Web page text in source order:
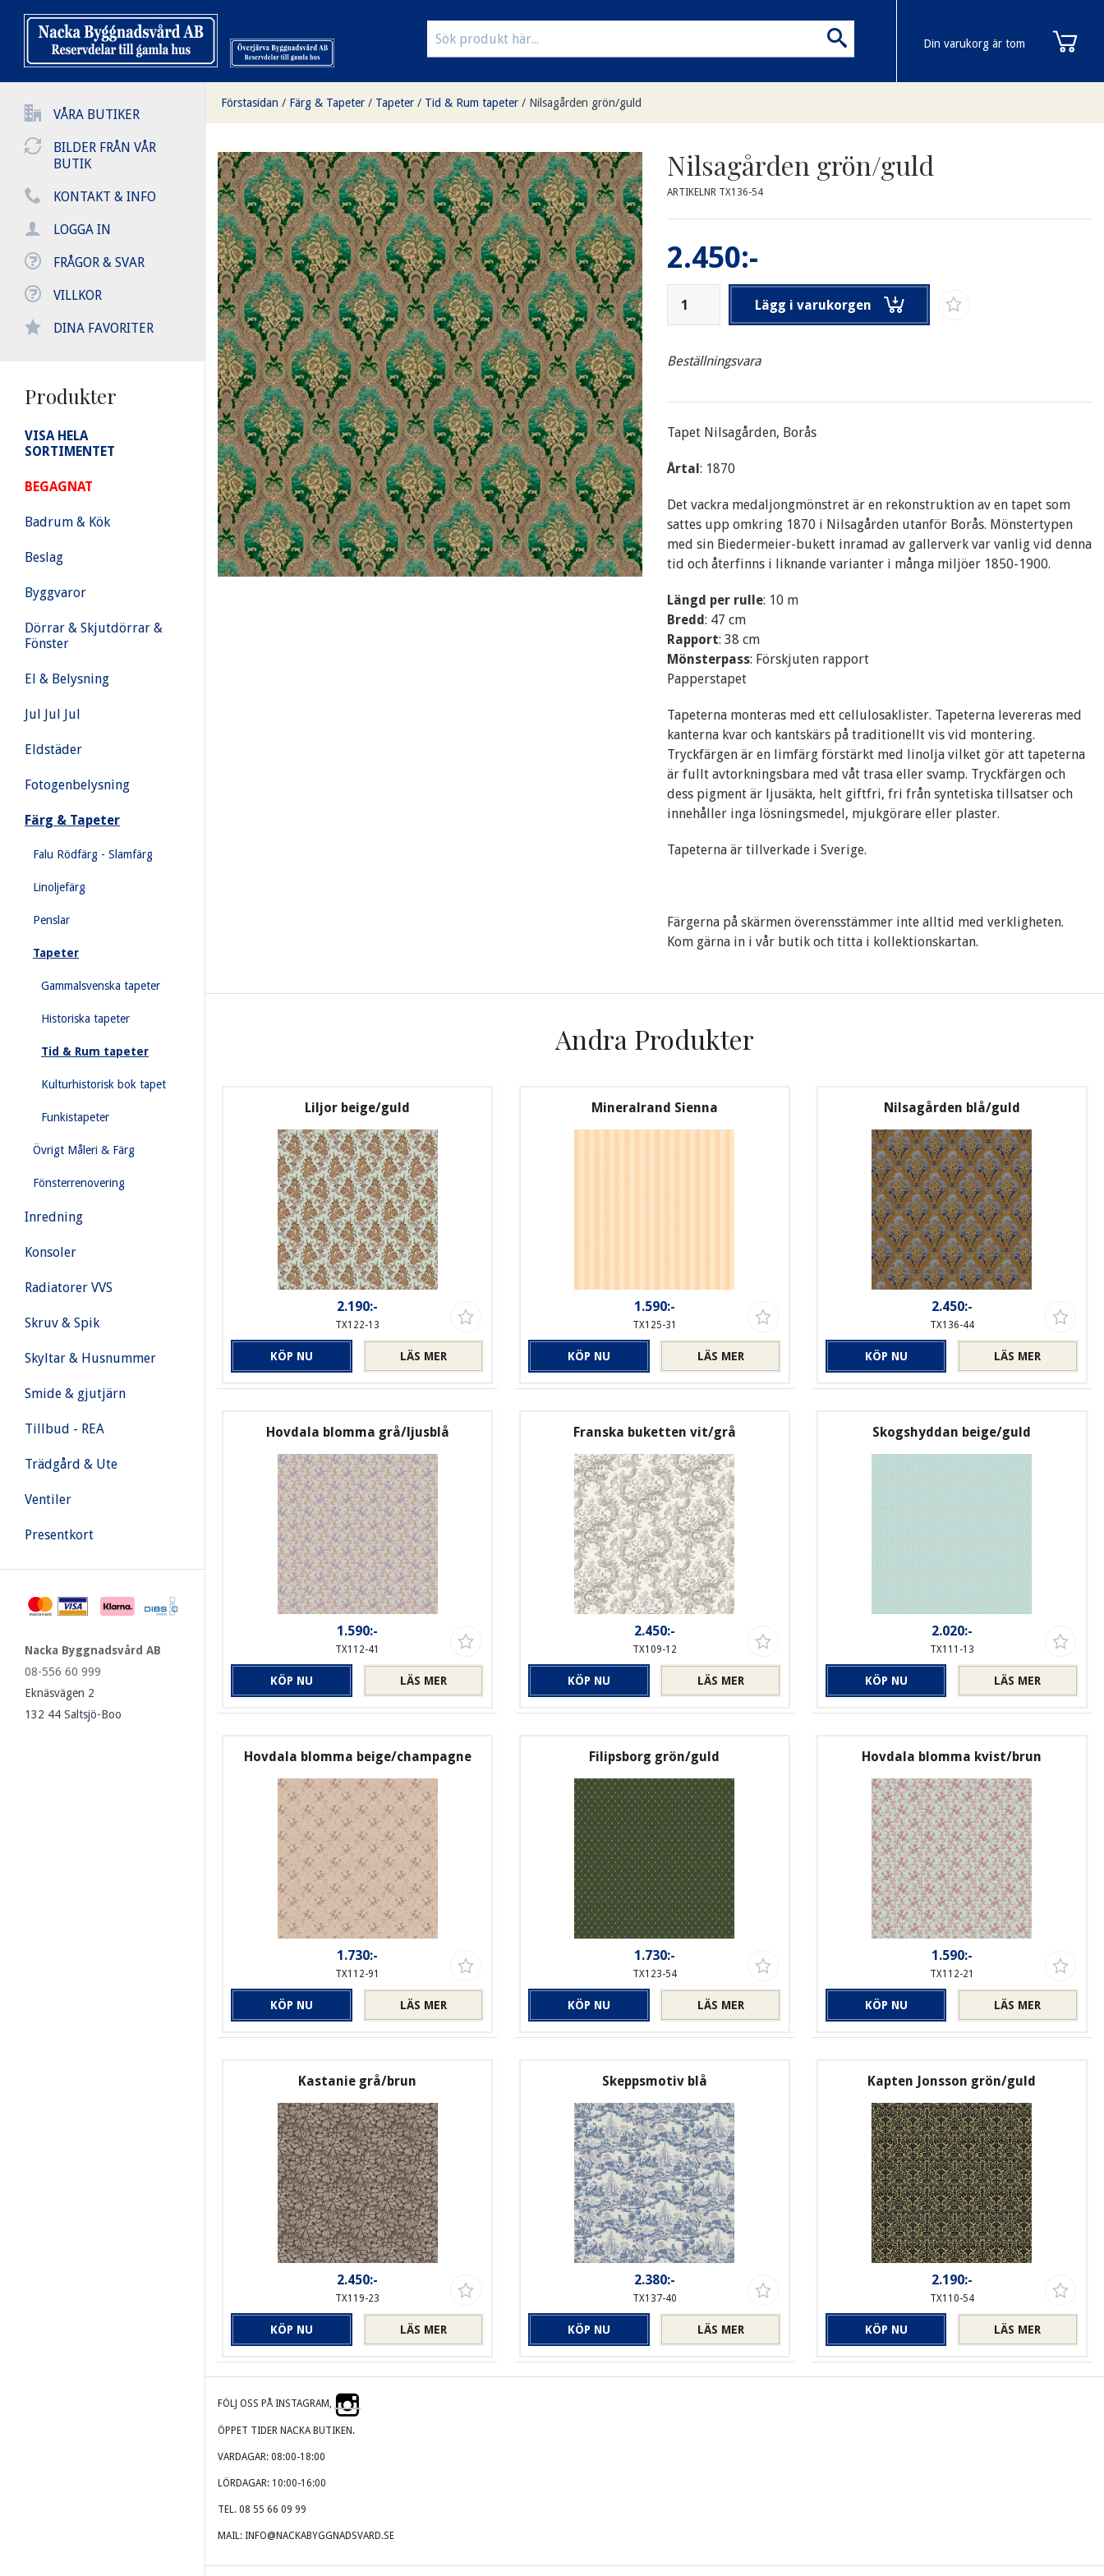
VÅRA BUTIKER
BILDER FRÅN VÅR
BUTIK
KONTAKT & INFO
LOGGA IN
FRÅGOR & SVAR
VILLKOR
DINA FAVORITER
Produkter
VISA HELA
SORTIMENTET
BEGAGNAT
Badrum & Kök
Beslag
Byggvaror
Dörrar & Skjutdörrar &
Fönster
El & Belysning
Jul Jul Jul
Eldstäder
Fotogenbelysning
Färg & Tapeter
Falu Rödfärg - Slamfärg
Linoljefärg
Penslar
Tapeter
Gammalsvenska tapeter
Historiska tapeter
Tid & Rum tapeter
Kulturhistorisk bok tapet
Funkistapeter
Övrigt Måleri & Färg
Fönsterrenovering
Inredning
Konsoler
Radiatorer VVS
Skruv & Spik
Skyltar & Husnummer
Smide & gjutjärn
Tillbud - REA
Trädgård & Ute
Ventiler
Presentkort
Nacka Byggnadsvård AB
08-556 60 999
Eknäsvägen 2
132 44 Saltsjö-Boo
Din varukorg är tom
Förstasidan / Färg & Tapeter / Tapeter / Tid & Rum tapeter / Nilsagården grön/guld
Nilsagården grön/guld
ARTIKELNR TX136-54
2.450:-
Lägg i varukorgen
Beställningsvara
Tapet Nilsagården, Borås
Årtal: 1870
Det vackra medaljongmönstret är en rekonstruktion av en tapet som
sattes upp omkring 1870 i Nilsagården utanför Borås. Mönstertypen
med sin Biedermeier-bukett inramad av gallerverk var vanlig vid denna
tid och återfinns i liknande varianter i många miljöer 1850-1900.
Längd per rulle: 10 m
Bredd: 47 cm
Rapport: 38 cm
Mönsterpass: Förskjuten rapport
Papperstapet
Tapeterna monteras med ett cellulosaklister. Tapeterna levereras med
kanterna kvar och kantskärs på traditionellt vis vid montering.
Tryckfärgen är en limfärg förstärkt med linolja vilket gör att tapeterna
är fullt avtorkningsbara med våt trasa eller svamp. Tryckfärgen och
dess pigment är ljusäkta, helt giftfri, fri från syntetiska tillsatser och
innehåller inga lösningsmedel, mjukgörare eller plaster.
Tapeterna är tillverkade i Sverige.
Färgerna på skärmen överensstämmer inte alltid med verkligheten.
Kom gärna in i vår butik och titta i kollektionskartan.
Andra Produkter
Liljor beige/guld
2.190:-
TX122-13
LÄS MER
KÖP NU
Mineralrand Sienna
1.590:-
TX125-31
LÄS MER
KÖP NU
Nilsagården blå/guld
2.450:-
TX136-44
LÄS MER
KÖP NU
Hovdala blomma grå/ljusblå
1.590:-
TX112-41
LÄS MER
KÖP NU
Franska buketten vit/grå
2.450:-
TX109-12
LÄS MER
KÖP NU
Skogshyddan beige/guld
2.020:-
TX111-13
LÄS MER
KÖP NU
Hovdala blomma beige/champagne
1.730:-
TX112-91
LÄS MER
KÖP NU
Filipsborg grön/guld
1.730:-
TX123-54
LÄS MER
KÖP NU
Hovdala blomma kvist/brun
1.590:-
TX112-21
LÄS MER
KÖP NU
Kastanie grå/brun
2.450:-
TX119-23
LÄS MER
KÖP NU
Skeppsmotiv blå
2.380:-
TX137-40
LÄS MER
KÖP NU
Kapten Jonsson grön/guld
2.190:-
TX110-54
LÄS MER
KÖP NU
FÖLJ OSS PÅ INSTAGRAM,
ÖPPET TIDER NACKA BUTIKEN.
VARDAGAR: 08:00-18:00
LÖRDAGAR: 10:00-16:00
TEL. 08 55 66 09 99
MAIL: INFO@NACKABYGGNADSVARD.SE